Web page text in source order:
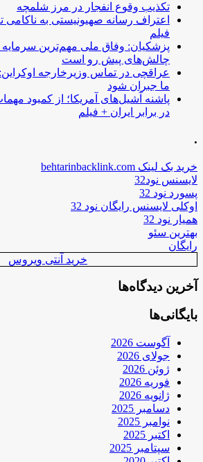
تکذیب وقوع انفجار در مرز شلمچه
اعتراف رسانه صهیونیستی به ناکامی
فیلم
پزشکیان: وفاق ملی مهم‌ترین سرمایه
چالش‌های پیش رو است
عراقچی در تماس وزیرخارجه
ما جبران شود
پاشنه آشیل‌های آمریکا؛ از کمبود
در برابر ایران + فیلم
.
خرید بک لینک behtarinbacklink.com
لایسنس نود32
پسورد نود 32
اوکلی لایسنس رایگان نود 32
همیار نود 32
بهترین سئو
رایگان
خرید آنتی ویروس
آخرین دیدگاه‌ها
بایگانی‌ها
آگوست 2026
جولای 2026
ژوئن 2026
فوریه 2026
ژانویه 2026
دسامبر 2025
نوامبر 2025
اکتبر 2025
سپتامبر 2025